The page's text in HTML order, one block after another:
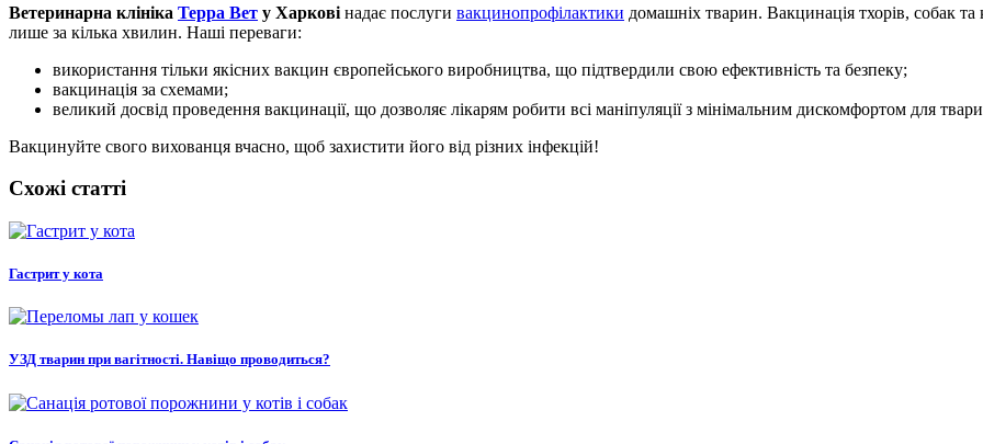
Ветеринарна клініка Терра Вет у Харкові надає послуги вакцинопрофілактики домашніх тварин. Вакцинація тхорів, собак та
лише за кілька хвилин. Наші переваги:
використання тільки якісних вакцин європейського виробництва, що підтвердили свою ефективність та безпеку;
вакцинація за схемами;
великий досвід проведення вакцинації, що дозволяє лікарям робити всі маніпуляції з мінімальним дискомфортом для
Вакцинуйте свого вихованця вчасно, щоб захистити його від різних інфекцій!
Схожі статті
Гастрит у кота
УЗД тварин при вагітності. Навіщо проводиться?